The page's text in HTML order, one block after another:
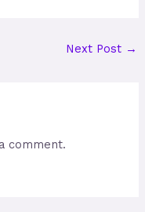
Next Post →
comment.